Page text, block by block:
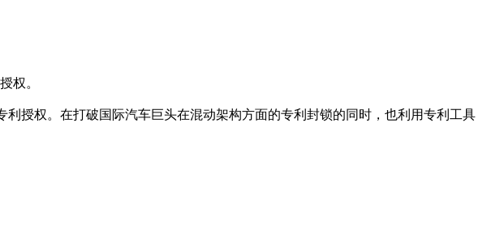
权。
授权。在打破国际汽车巨头在混动架构方面的专利封锁的同时，也利用专利工具